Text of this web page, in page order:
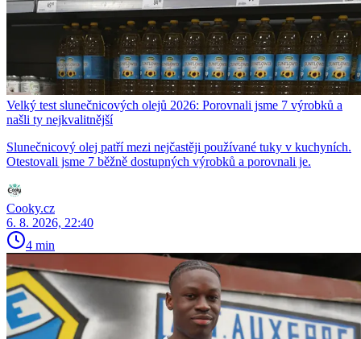
Velký test slunečnicových olejů 2026: Porovnali jsme 7 výrobků a
našli ty nejkvalitnější
Slunečnicový olej patří mezi nejčastěji používané tuky v kuchyních.
Otestovali jsme 7 běžně dostupných výrobků a porovnali je.
Cooky.cz
6. 8. 2026, 22:40
4 min